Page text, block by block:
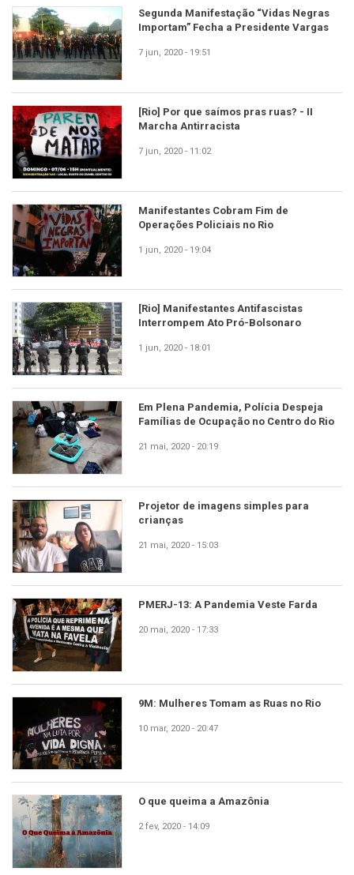
Segunda Manifestação “Vidas Negras
Importam” Fecha a Presidente Vargas
7 jun, 2020 - 19:51
[Rio] Por que saímos pras ruas? - II
Marcha Antirracista
7 jun, 2020 - 11:02
Manifestantes Cobram Fim de
Operações Policiais no Rio
1 jun, 2020 - 19:04
[Rio] Manifestantes Antifascistas
Interrompem Ato Pró-Bolsonaro
1 jun, 2020 - 18:01
Em Plena Pandemia, Polícia Despeja
Famílias de Ocupação no Centro do Rio
21 mai, 2020 - 20:19
Projetor de imagens simples para
crianças
21 mai, 2020 - 15:03
PMERJ-13: A Pandemia Veste Farda
20 mai, 2020 - 17:33
9M: Mulheres Tomam as Ruas no Rio
10 mar, 2020 - 20:47
O que queima a Amazônia
2 fev, 2020 - 14:09